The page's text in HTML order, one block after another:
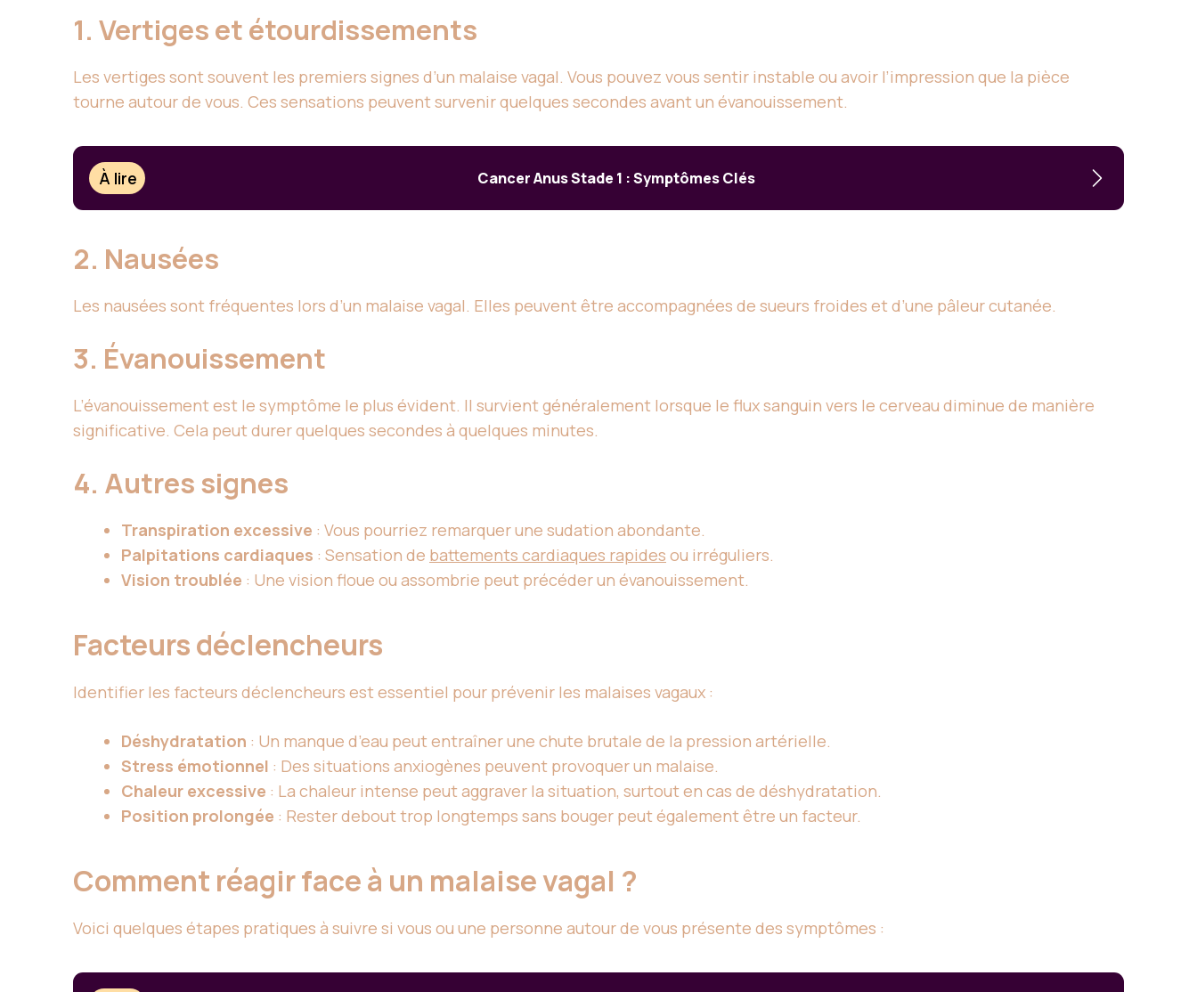
1. Vertiges et étourdissements
Les vertiges sont souvent les premiers signes d’un malaise vagal. Vous pouvez vous sentir instable ou avoir l’impression que la pièce
tourne autour de vous. Ces sensations peuvent survenir quelques secondes avant un évanouissement.
À lire Cancer Anus Stade 1 : Symptômes Clés
2. Nausées
Les nausées sont fréquentes lors d’un malaise vagal. Elles peuvent être accompagnées de sueurs froides et d’une pâleur cutanée.
3. Évanouissement
L’évanouissement est le symptôme le plus évident. Il survient généralement lorsque le flux sanguin vers le cerveau diminue de manière
significative. Cela peut durer quelques secondes à quelques minutes.
4. Autres signes
Transpiration excessive : Vous pourriez remarquer une sudation abondante.
Palpitations cardiaques : Sensation de battements cardiaques rapides ou irréguliers.
Vision troublée : Une vision floue ou assombrie peut précéder un évanouissement.
Facteurs déclencheurs
Identifier les facteurs déclencheurs est essentiel pour prévenir les malaises vagaux :
Déshydratation : Un manque d’eau peut entraîner une chute brutale de la pression artérielle.
Stress émotionnel : Des situations anxiogènes peuvent provoquer un malaise.
Chaleur excessive : La chaleur intense peut aggraver la situation, surtout en cas de déshydratation.
Position prolongée : Rester debout trop longtemps sans bouger peut également être un facteur.
Comment réagir face à un malaise vagal ?
Voici quelques étapes pratiques à suivre si vous ou une personne autour de vous présente des symptômes :